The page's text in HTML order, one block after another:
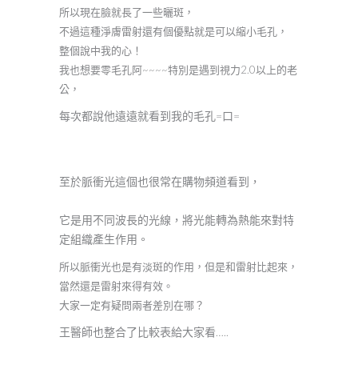
所以現在臉就長了一些曬斑，
不過這種淨膚雷射還有個優點就是可以縮小毛孔，
整個說中我的心！
我也想要零毛孔阿~~~~特別是遇到視力2.0以上的老
公，
每次都說他遠遠就看到我的毛孔=口=
至於脈衝光這個也很常在購物頻道看到，
它是用不同波長的光線，將光能轉為熱能來對特
定組織產生作用。
所以脈衝光也是有淡斑的作用，但是和雷射比起來，
當然還是雷射來得有效。
大家一定有疑問兩者差別在哪？
王醫師也整合了比較表給大家看…..